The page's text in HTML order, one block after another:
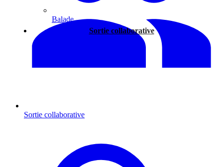
Balade
Sortie collaborative
Sortie collaborative